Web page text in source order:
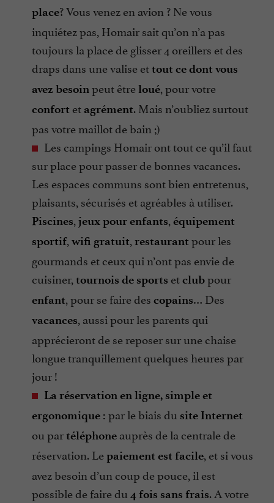
place? Vous venez en avion ? Ne vous
inquiétez pas, Homair sait qu’on n’a pas
toujours la place de glisser 4 oreillers et des
draps dans une valise ettout ce dont vous
avez besoinpeut êtreloué, pour votre
confort et agrément. Mais n’oubliez surtout
pas votre maillot de bain ;)
Les campings Homair ont tout ce qu’il faut
sur place pour passer de bonnes vacances.
Les espaces communs sont bien entretenus,
plaisants, sécurisés et agréables à utiliser.
Piscines, jeux pour enfants, équipement
sportif, wifi gratuit, restaurant pour les
gourmands et ceux qui n’ont pas envie de
cuisiner, tournois de sports etclubpour
enfant, pour se faire des copains… Des
vacances, aussi pour les parents qui
apprécieront de se reposer sur une chaise
longue tranquillement quelques heures par
jour !
La réservation en ligne, simple et
ergonomique : par le biais du site Internet
ou partéléphone auprès de la centrale de
réservation. Lepaiement est facile, et si vous
avez besoin d’un coup de pouce, il est
possible de faire du 4 fois sans frais. A votre